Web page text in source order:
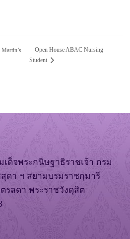
Open House ABAC Nursing
Student
ด็จพระกนิษฐาธิราชเจ้า กรม
ดา ฯ สยามบรมราชกุมารี
ลดา พระราชวังดุสิต